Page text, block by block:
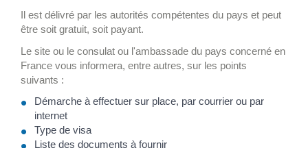
Il est délivré par les autorités compétentes du pays et peut
être soit gratuit, soit payant.
Le site ou le consulat ou l'ambassade du pays concerné en
France vous informera, entre autres, sur les points
suivants :
Démarche à effectuer sur place, par courrier ou par
internet
Type de visa
Liste des documents à fournir